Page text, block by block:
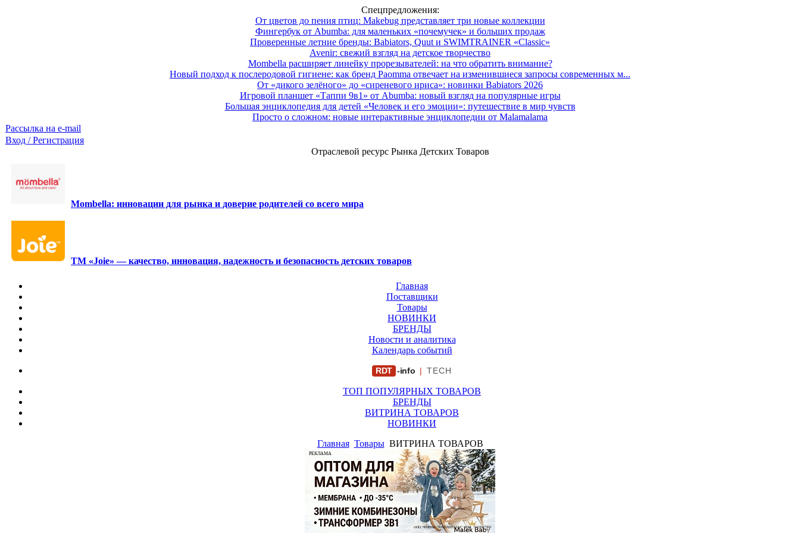
Спецпредложения:
От цветов до пения птиц: Makebug представляет три новые коллекции
Фингербук от Abumba: для маленьких «почемучек» и больших продаж
Проверенные летние бренды: Babiators, Quut и SWIMTRAINER «Classic»
Avenir: свежий взгляд на детское творчество
Mombella расширяет линейку прорезывателей: на что обратить внимание?
Новый подход к послеродовой гигиене: как бренд Paomma отвечает на изменившиеся запросы современных м...
От «дикого зелёного» до «сиреневого ириса»: новинки Babiators 2026
Игровой планшет «Таппи 9в1» от Abumba: новый взгляд на популярные игры
Большая энциклопедия для детей «Человек и его эмоции»: путешествие в мир чувств
Просто о сложном: новые интерактивные энциклопедии от Malamalama
Рассылка на e-mail
Вход / Регистрация
Отраслевой ресурс Рынка Детских Товаров
Mombella: инновации для рынка и доверие родителей со всего мира
ТМ «Joie» — качество, инновация, надежность и безопасность детских товаров
Главная
Поставщики
Товары
НОВИНКИ
БРЕНДЫ
Новости и аналитика
Календарь событий
RDT -info | TECH
ТОП ПОПУЛЯРНЫХ ТОВАРОВ
БРЕНДЫ
ВИТРИНА ТОВАРОВ
НОВИНКИ
Главная Товары ВИТРИНА ТОВАРОВ
РЕКЛАМА
ООО "ФИРМА "ХРИЗАНТЕМА" ИНН: 7719007569